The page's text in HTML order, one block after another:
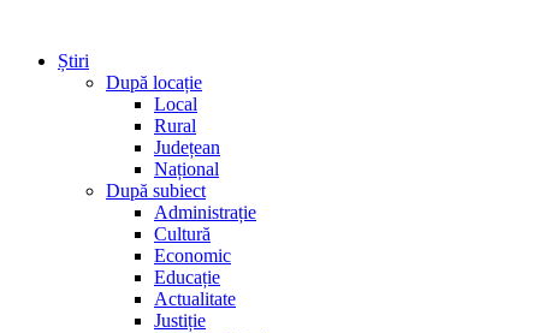
Știri
După locație
Local
Rural
Județean
Național
După subiect
Administrație
Cultură
Economic
Educație
Actualitate
Justiție